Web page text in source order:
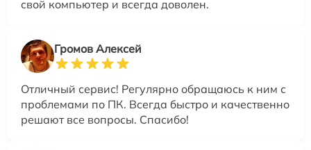
свой компьютер и всегда доволен.
Громов Алексей
Отличный сервис! Регулярно обращаюсь к ним с
проблемами по ПК. Всегда быстро и качественно
решают все вопросы. Спасибо!